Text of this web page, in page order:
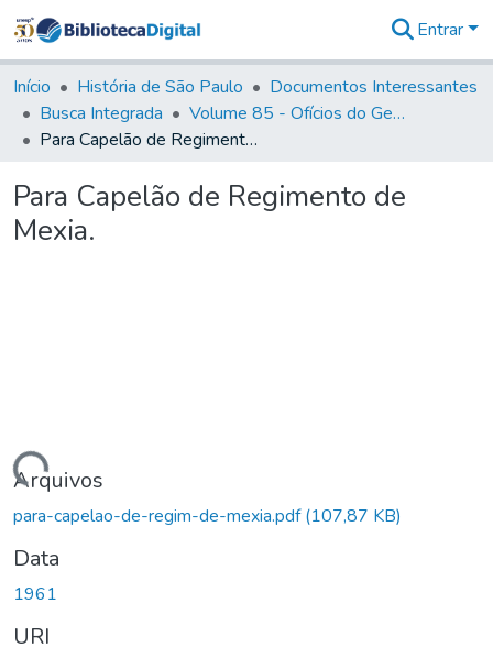
&
Coleções
Tudo na
Biblioteca
Estatísticas
Entrar
Início História de São Paulo
Documentos Interessantes
Busca Integrada
Volume 85 - Ofícios do General Francisco da Cunha Menezes (Governador da Capitania): 1782- 1786
Para Capelão de Regimento de Mexia.
Para Capelão de Regimento de
Mexia.
Carregando...
Arquivos
para-capelao-de-regim-de-mexia.pdf(107,87 KB)
Data
1961
URI